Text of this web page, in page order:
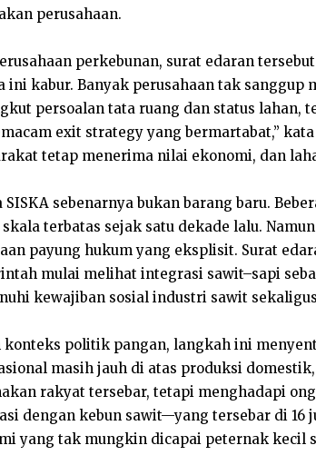
perusahaan.
perkebunan, surat edaran
ini kabur. Banyak perusahaan tak sanggup
persoalan tata ruang dan status
exit strategy yang bermartabat,”
tetap menerima nilai ekonomi, dan
SISKA sebenarnya bukan barang baru.
terbatas sejak satu dekade lalu.
payung hukum yang eksplisit. Surat
mulai melihat integrasi sawit–sapi
kewajiban sosial industri sawit
konteks politik pangan, langkah ini
masih jauh di atas produksi
rakyat tersebar, tetapi menghadapi
dengan kebun sawit—yang tersebar di
yang tak mungkin dicapai peternak kecil